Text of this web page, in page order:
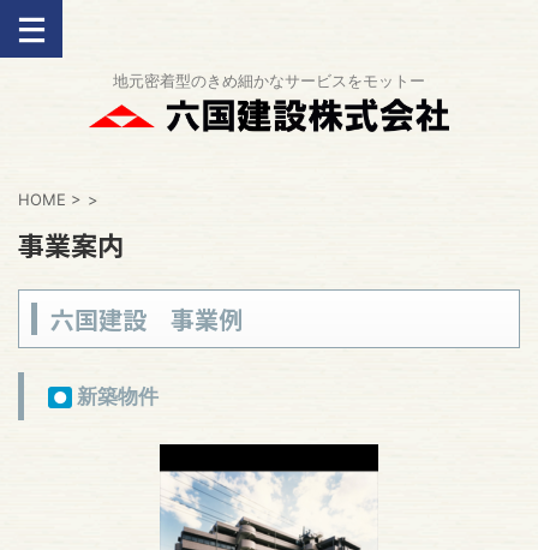
地元密着型のきめ細かなサービスをモットー
HOME > >
事業案内
六国建設 事業例
● 新築物件